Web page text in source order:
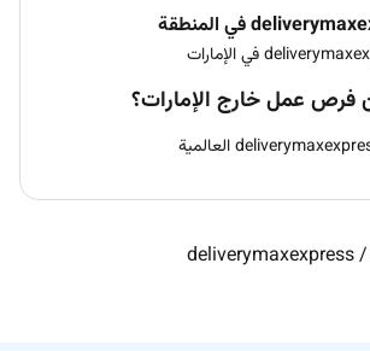
عمل خارج الإمارات؟
/
deliverymaxexpress